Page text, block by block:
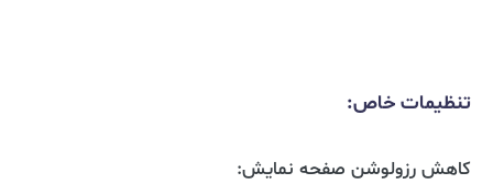
تنظیمات خاص:
کاهش رزولوشن صفحه نمایش: